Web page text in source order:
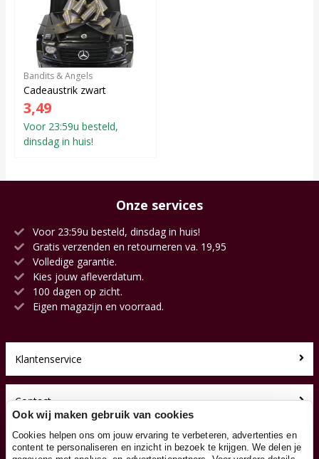
Bandits & Angels
Cadeaustrik zwart
3,49
Voor 23:59u besteld,
dinsdag in huis!
Onze services
Voor 23:59u besteld, dinsdag in huis!
Gratis verzenden en retourneren va. 19,95
Volledige garantie.
Kies jouw afleverdatum.
100 dagen op zicht.
Eigen magazijn en voorraad.
Klantenservice
Contact
Over ons
Ook wij maken gebruik van cookies
Cookies helpen ons om jouw ervaring te verbeteren, advertenties en
content te personaliseren en inzicht in bezoek te krijgen. We delen je